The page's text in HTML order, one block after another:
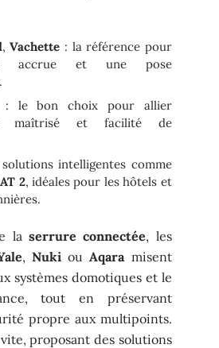
,Vachette : la référence pour
accrue et une pose
: le bon choix pour allier
maîtrisé et facilité de
intelligentes comme
2, idéales pour les hôtels et
la serrure connectée, les
,Nuki ouAqaramisent
systèmes domotiques et le
tout en préservant
propre aux multipoints.
proposant des solutions